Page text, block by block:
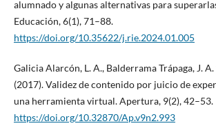
alumnado y algunas alternativas para
Educación, 6(1), 71–88.
https://doi.org/10.35622/j.rie.2024.01.005
Galicia Alarcón, L. A., Balderrama Trápaga, J.
(2017). Validez de contenido por juicio de
una herramienta virtual. Apertura, 9(2), 42–53.
https://doi.org/10.32870/Ap.v9n2.993